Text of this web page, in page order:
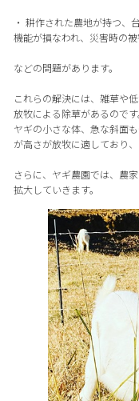
・ 耕作された農地が持つ、
機能が損なわれ、災害時の
などの問題があります。
これらの解決には、雑草や
放牧による除草があるのです
ヤギの小さな体、急な斜面
が高さが放牧に適しており
さらに、ヤギ農園では、農
拡大していきます。